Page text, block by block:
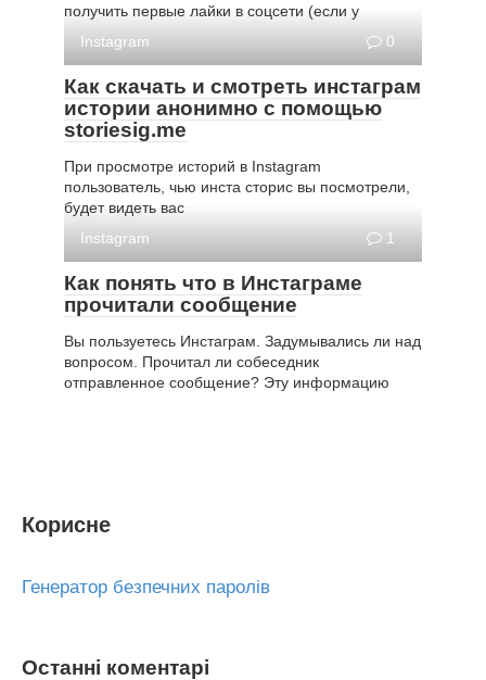
получить первые лайки в соцсети (если у
Instagram
0
Как скачать и смотреть инстаграм
истории анонимно с помощью
storiesig.me
При просмотре историй в Instagram
пользователь, чью инста сторис вы посмотрели,
будет видеть вас
Instagram
1
Как понять что в Инстаграме
прочитали сообщение
Вы пользуетесь Инстаграм. Задумывались ли над
вопросом. Прочитал ли собеседник
отправленное сообщение? Эту информацию
Корисне
Генератор безпечних паролів
Останні коментарі